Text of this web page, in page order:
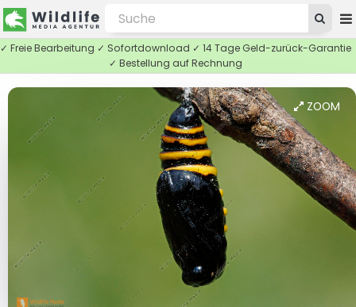
✓ Freie Bearbeitung ✓ Sofortdownload ✓ 14 Tage Geld-zurück-Garantie
✓ Bestellung auf Rechnung
ZOOM